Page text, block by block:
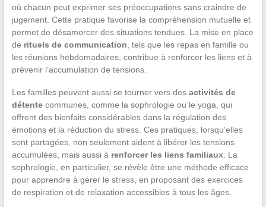
où chacun peut exprimer ses préoccupations sans craindre de
jugement. Cette pratique favorise la compréhension mutuelle et
permet de désamorcer des situations tendues. La mise en place
de rituels de communication , tels que les repas en famille ou
les réunions hebdomadaires, contribue à renforcer les liens et à
prévenir l’accumulation de tensions.
Les familles peuvent aussi se tourner vers des activités de
détentecommunes, comme la sophrologie ou le yoga, qui
offrent des bienfaits considérables dans la régulation des
émotions et la réduction du stress. Ces pratiques, lorsqu’elles
sont partagées, non seulement aident à libérer les tensions
accumulées, mais aussi à renforcer les liens familiaux. La
sophrologie, en particulier, se révèle être une méthode efficace
pour apprendre à gérer le stress, en proposant des exercices
de respiration et de relaxation accessibles à tous les âges.